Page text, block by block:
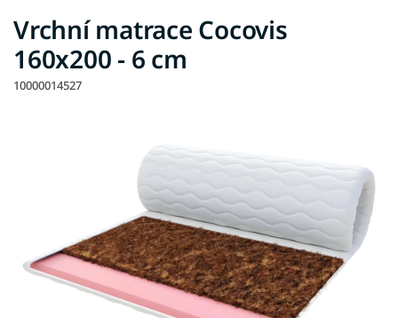
Vrchní matrace Cocovis
160x200 - 6 cm
10000014527